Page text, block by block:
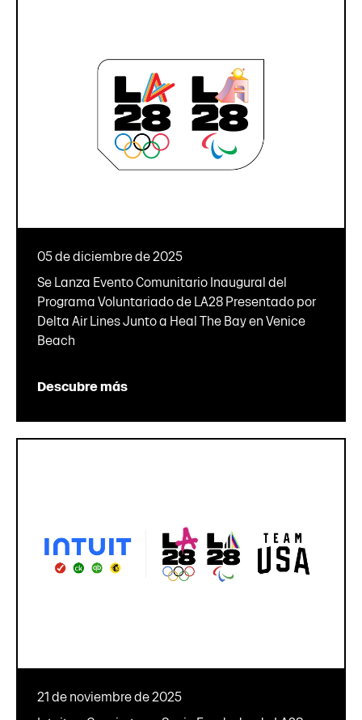
05 de diciembre de 2025
Se Lanza Evento Comunitario Inaugural del
Programa Voluntariado de LA28 Presentado por
Delta Air Lines Junto a Heal The Bay en Venice
Beach
Descubre más
21 de noviembre de 2025